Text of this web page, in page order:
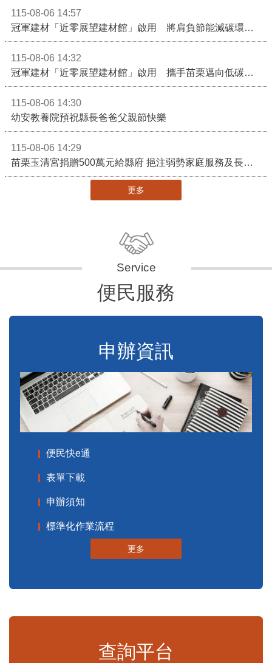
115-08-06 14:57
冠軍建材「近零展望建材館」啟用 將肩負節能減碳環境教育重任
115-08-06 14:32
冠軍建材「近零展望建材館」啟用 攜手苗栗邁向低碳建築新未來
115-08-06 14:30
幼安教養院預祝縣長爸爸父親節快樂
115-08-06 14:29
苗栗玉清宮捐贈500萬元給縣府 挹注弱勢家庭服務及長照醫療資源
更多
便民服務
申辦資訊
便民快e通
表單下載
申辦須知
標準化作業流程
更多
查詢平台